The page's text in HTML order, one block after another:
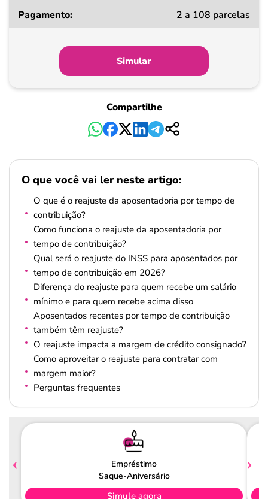
a
Pagamento
2 a 108 parcelas
Simular
Compartilhe
O que você vai ler neste artigo:
O que é o reajuste da aposentadoria por tempo de
contribuição?
Como funciona o reajuste da aposentadoria por
tempo de contribuição?
Qual será o reajuste do INSS para aposentados por
tempo de contribuição em 2026?
Diferença do reajuste para quem recebe um salário
mínimo e para quem recebe acima disso
Aposentados recentes por tempo de contribuição
também têm reajuste?
O reajuste impacta a margem de crédito consignado?
Como aproveitar o reajuste para contratar com
margem maior?
Perguntas frequentes
Empréstimo
Saque-Aniversário
Simule agora